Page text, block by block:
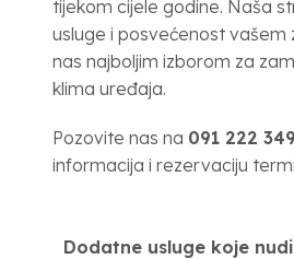
tijekom cijele godine. Naša
usluge i posvećenost vašem
nas najboljim izborom za
klima uređaja.
Pozovite nas na 091 222
informacija i rezervaciju
Dodatne usluge koje